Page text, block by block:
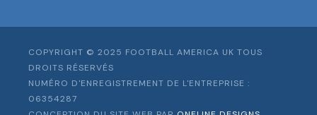
COPYRIGHT © 2025 FOOTBALL AMERICA UK TOUS
DROITS RÉSERVÉS
NUMÉRO D'ENREGISTREMENT DE L'ENTREPRISE :
06354287